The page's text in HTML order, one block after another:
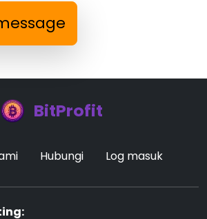
BitProfit
Hubungi Log masuk